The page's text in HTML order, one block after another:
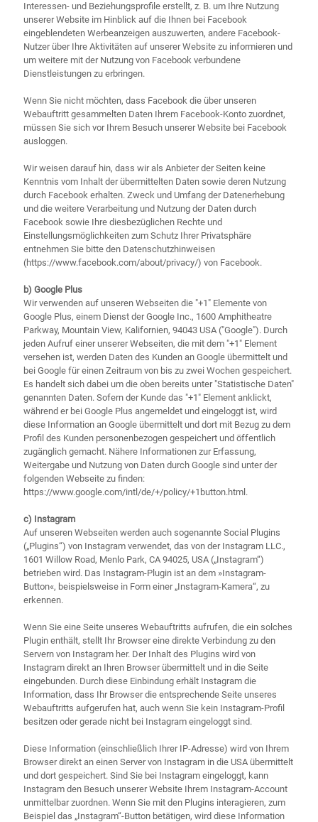
Interessen- und Beziehungsprofile erstellt, z. B. um Ihre Nutzung
unserer Website im Hinblick auf die Ihnen bei Facebook
eingeblendeten Werbeanzeigen auszuwerten, andere Facebook-
Nutzer über Ihre Aktivitäten auf unserer Website zu informieren und
um weitere mit der Nutzung von Facebook verbundene
Dienstleistungen zu erbringen.
Wenn Sie nicht möchten, dass Facebook die über unseren
Webauftritt gesammelten Daten Ihrem Facebook-Konto zuordnet,
müssen Sie sich vor Ihrem Besuch unserer Website bei Facebook
ausloggen.
Wir weisen darauf hin, dass wir als Anbieter der Seiten keine
Kenntnis vom Inhalt der übermittelten Daten sowie deren Nutzung
durch Facebook erhalten. Zweck und Umfang der Datenerhebung
und die weitere Verarbeitung und Nutzung der Daten durch
Facebook sowie Ihre diesbezüglichen Rechte und
Einstellungsmöglichkeiten zum Schutz Ihrer Privatsphäre
entnehmen Sie bitte den Datenschutzhinweisen
(https://www.facebook.com/about/privacy/) von Facebook.
b) Google Plus
Wir verwenden auf unseren Webseiten die "+1" Elemente von
Google Plus, einem Dienst der Google Inc., 1600 Amphitheatre
Parkway, Mountain View, Kalifornien, 94043 USA ("Google"). Durch
jeden Aufruf einer unserer Webseiten, die mit dem "+1" Element
versehen ist, werden Daten des Kunden an Google übermittelt und
bei Google für einen Zeitraum von bis zu zwei Wochen gespeichert.
Es handelt sich dabei um die oben bereits unter "Statistische Daten"
genannten Daten. Sofern der Kunde das "+1" Element anklickt,
während er bei Google Plus angemeldet und eingeloggt ist, wird
diese Information an Google übermittelt und dort mit Bezug zu dem
Profil des Kunden personenbezogen gespeichert und öffentlich
zugänglich gemacht. Nähere Informationen zur Erfassung,
Weitergabe und Nutzung von Daten durch Google sind unter der
folgenden Webseite zu finden:
https://www.google.com/intl/de/+/policy/+1button.html.
c) Instagram
Auf unseren Webseiten werden auch sogenannte Social Plugins
(„Plugins“) von Instagram verwendet, das von der Instagram LLC.,
1601 Willow Road, Menlo Park, CA 94025, USA („Instagram“)
betrieben wird. Das Instagram-Plugin ist an dem »Instagram-
Button«, beispielsweise in Form einer „Instagram-Kamera“, zu
erkennen.
Wenn Sie eine Seite unseres Webauftritts aufrufen, die ein solches
Plugin enthält, stellt Ihr Browser eine direkte Verbindung zu den
Servern von Instagram her. Der Inhalt des Plugins wird von
Instagram direkt an Ihren Browser übermittelt und in die Seite
eingebunden. Durch diese Einbindung erhält Instagram die
Information, dass Ihr Browser die entsprechende Seite unseres
Webauftritts aufgerufen hat, auch wenn Sie kein Instagram-Profil
besitzen oder gerade nicht bei Instagram eingeloggt sind.
Diese Information (einschließlich Ihrer IP-Adresse) wird von Ihrem
Browser direkt an einen Server von Instagram in die USA übermittelt
und dort gespeichert. Sind Sie bei Instagram eingeloggt, kann
Instagram den Besuch unserer Website Ihrem Instagram-Account
unmittelbar zuordnen. Wenn Sie mit den Plugins interagieren, zum
Beispiel das „Instagram“-Button betätigen, wird diese Information